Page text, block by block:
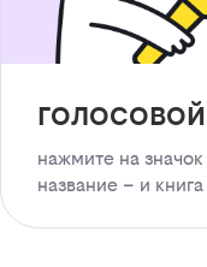
нажмите на
название – и